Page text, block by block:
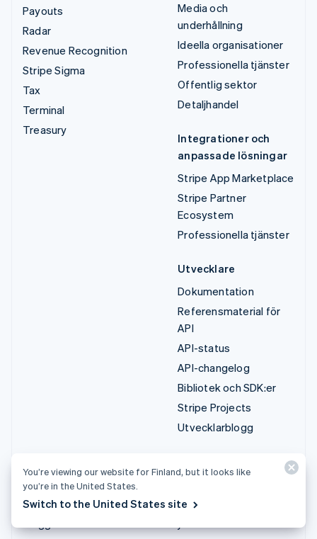
Payouts
Radar
Revenue Recognition
Stripe Sigma
Tax
Terminal
Treasury
Media och
underhållning
Ideella organisationer
Professionella tjänster
Offentlig sektor
Detaljhandel
Integrationer och
anpassade lösningar
Stripe App Marketplace
Stripe Partner
Ecosystem
Professionella tjänster
Utvecklare
Dokumentation
Referensmaterial för
API
API-status
API-changelog
Bibliotek och SDK:er
Stripe Projects
Utvecklarblogg
Guider
Kundberättelser
Karriärer
You’re viewing our website for Finland, but it looks like
you’re in the United States.
Switch to the United States site